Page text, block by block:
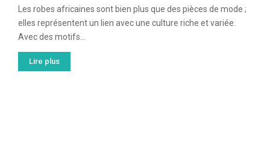
Les robes africaines sont bien plus que des pièces de mode ;
elles représentent un lien avec une culture riche et variée.
Avec des motifs...
Lire plus